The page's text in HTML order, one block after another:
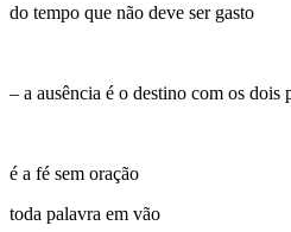
do tempo que não deve ser gasto
– a ausência é o destino com os dois
é a fé sem oração
toda palavra em vão